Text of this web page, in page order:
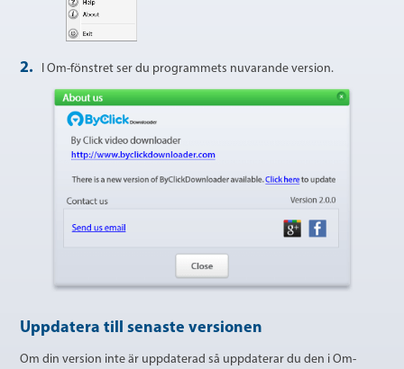
2. I Om-fönstret ser du programmets nuvarande version.
Uppdatera till senaste versionen
Om din version inte är uppdaterad så uppdaterar du den i Om-